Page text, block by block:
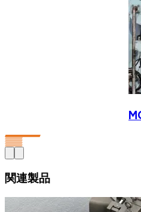
関連製品